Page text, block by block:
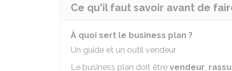
Ce qu'il faut savoir avant de
À quoi sert le business plan ?
Un guide et un outil vendeur
Le business plan doit être vendeur,